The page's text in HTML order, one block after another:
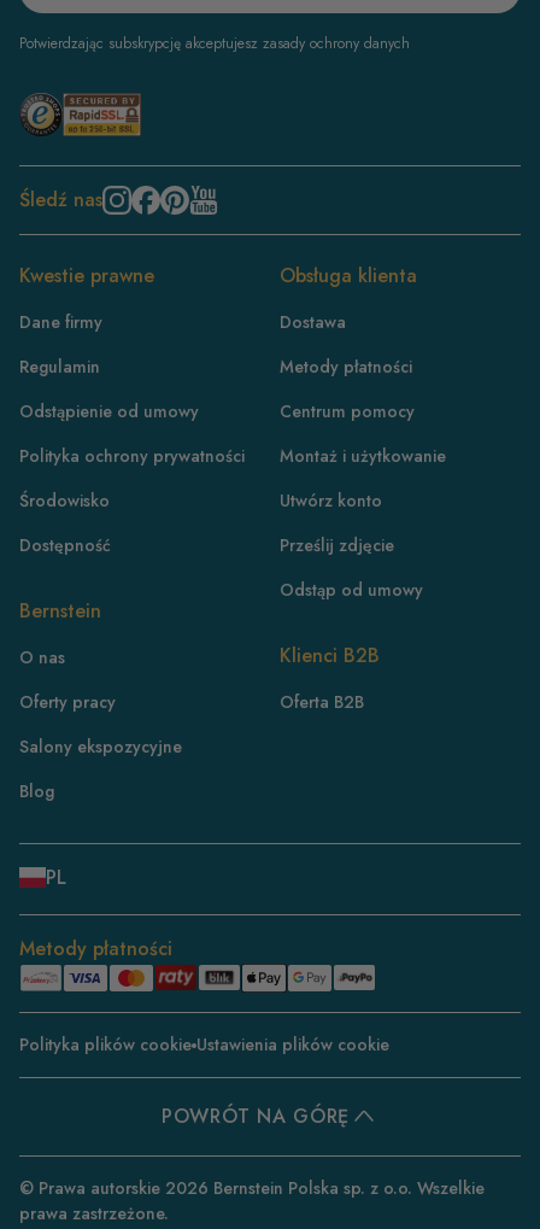
Potwierdzając subskrypcję akceptujesz zasady ochrony danych
Śledź nas
Kwestie prawne
Dane firmy
Regulamin
Odstąpienie od umowy
Polityka ochrony prywatności
Środowisko
Dostępność
Bernstein
O nas
Oferty pracy
Salony ekspozycyjne
Blog
Obsługa klienta
Dostawa
Metody płatności
Centrum pomocy
Montaż i użytkowanie
Utwórz konto
Prześlij zdjęcie
Odstąp od umowy
Klienci B2B
Oferta B2B
PL
DE
FR
CH/DE
ES
BE/NL
BE/FR
SE
Metody płatności
Polityka plików cookie Ustawienia plików cookie
POWRÓT NA GÓRĘ
© Prawa autorskie 2026 Bernstein Polska sp. z o.o. Wszelkie
prawa zastrzeżone.